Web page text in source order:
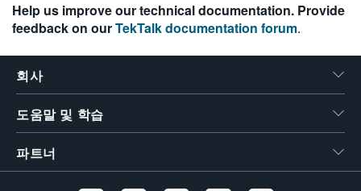
Help us improve our technical documentation. Provide
feedback on ourTekTalk documentation forum.
회사
도움말 및 학습
파트너